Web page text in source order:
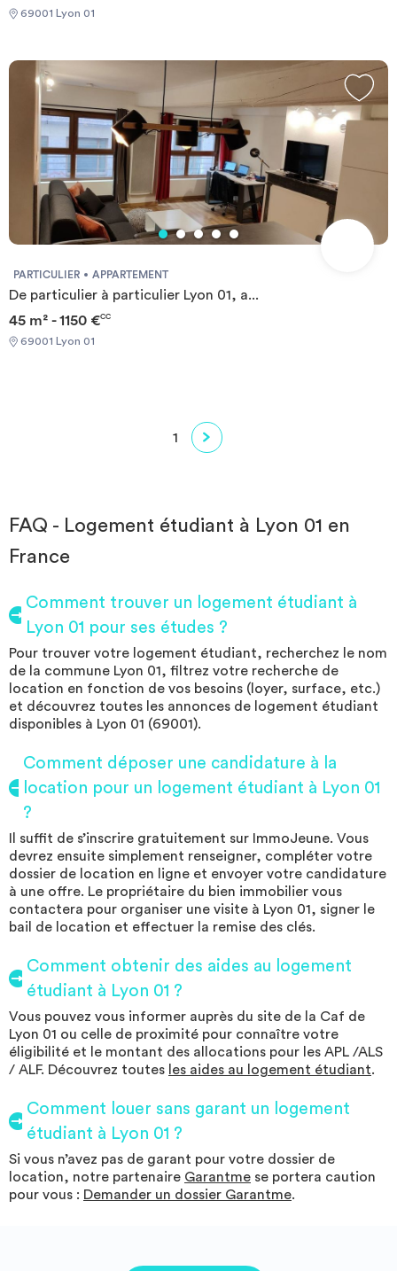
69001 Lyon 01
PARTICULIER APPARTEMENT
De particulier à particulier Lyon 01, a...
45 m² - 1150 €CC
69001 Lyon 01
1
FAQ - Logement étudiant à Lyon 01 en
France
Comment trouver un logement étudiant à
Lyon 01 pour ses études ?
Pour trouver votre logement étudiant, recherchez le nom
de la commune Lyon 01, filtrez votre recherche de
location en fonction de vos besoins (loyer, surface, etc.)
et découvrez toutes les annonces de logement étudiant
disponibles à Lyon 01 (69001).
Comment déposer une candidature à la
location pour un logement étudiant à Lyon 01
?
Il suffit de s’inscrire gratuitement sur ImmoJeune. Vous
devrez ensuite simplement renseigner, compléter votre
dossier de location en ligne et envoyer votre candidature
à une offre. Le propriétaire du bien immobilier vous
contactera pour organiser une visite à Lyon 01, signer le
bail de location et effectuer la remise des clés.
Comment obtenir des aides au logement
étudiant à Lyon 01 ?
Vous pouvez vous informer auprès du site de la Caf de
Lyon 01 ou celle de proximité pour connaître votre
éligibilité et le montant des allocations pour les APL /ALS
/ ALF. Découvrez toutes les aides au logement étudiant.
Comment louer sans garant un logement
étudiant à Lyon 01 ?
Si vous n’avez pas de garant pour votre dossier de
location, notre partenaire Garantme se portera caution
pour vous : Demander un dossier Garantme.